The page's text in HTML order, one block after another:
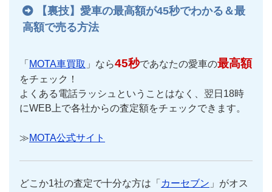
【裏技】愛車の最高額が45秒でわかる＆最
高額で売る方法
「 MOTA車買取 」なら45秒であなたの愛車の最高額
をチェック！
よくある電話ラッシュということはなく、翌日18時
にWEB上で各社からの査定額をチェックできます。
≫MOTA公式サイト
どこか1社の査定で十分な方は「 カーセブン 」がオス